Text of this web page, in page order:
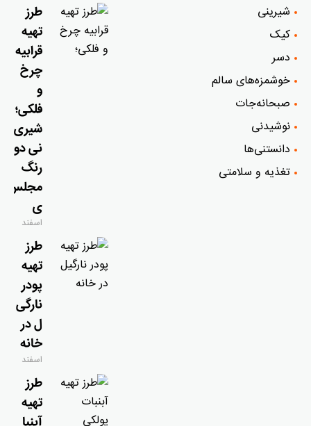
شیرینی
کیک
دسر
خوشمزه‌‌های سالم
صبحانه‌جات
نوشیدنی
دانستنی‌ها
تغذیه و سلامتی
طرز
تهیه
قرابیه
چرخ
و
فلکی؛
شیری
نی دو
رنگ
مجلس
ی
اسفند
طرز
تهیه
پودر
نارگی
ل در
خانه
اسفند
طرز
تهیه